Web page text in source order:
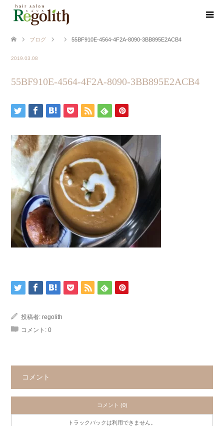
ブログ 55BF910E-4564-4F2A-8090-3BB895E2ACB4
2019.03.08
55BF910E-4564-4F2A-8090-3BB895E2ACB4
投稿者: regolith
コメント: 0
コメント
コメント (0)
トラックバックは利用できません。